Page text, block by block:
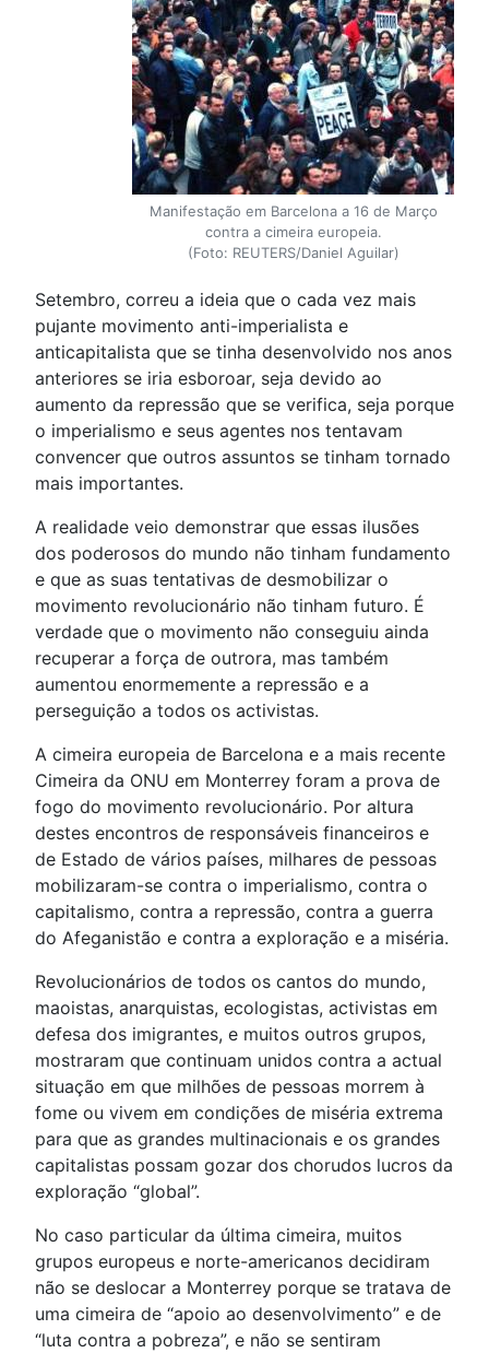
Manifestação em Barcelona a 16 de Março
contra a cimeira europeia.
(Foto: REUTERS/Daniel Aguilar)
Setembro, correu a ideia que o cada vez mais
pujante movimento anti-imperialista e
anticapitalista que se tinha desenvolvido nos anos
anteriores se iria esboroar, seja devido ao
aumento da repressão que se verifica, seja porque
o imperialismo e seus agentes nos tentavam
convencer que outros assuntos se tinham tornado
mais importantes.
A realidade veio demonstrar que essas ilusões
dos poderosos do mundo não tinham fundamento
e que as suas tentativas de desmobilizar o
movimento revolucionário não tinham futuro. É
verdade que o movimento não conseguiu ainda
recuperar a força de outrora, mas também
aumentou enormemente a repressão e a
perseguição a todos os activistas.
A cimeira europeia de Barcelona e a mais recente
Cimeira da ONU em Monterrey foram a prova de
fogo do movimento revolucionário. Por altura
destes encontros de responsáveis financeiros e
de Estado de vários países, milhares de pessoas
mobilizaram-se contra o imperialismo, contra o
capitalismo, contra a repressão, contra a guerra
do Afeganistão e contra a exploração e a miséria.
Revolucionários de todos os cantos do mundo,
maoistas, anarquistas, ecologistas, activistas em
defesa dos imigrantes, e muitos outros grupos,
mostraram que continuam unidos contra a actual
situação em que milhões de pessoas morrem à
fome ou vivem em condições de miséria extrema
para que as grandes multinacionais e os grandes
capitalistas possam gozar dos chorudos lucros da
exploração “global”.
No caso particular da última cimeira, muitos
grupos europeus e norte-americanos decidiram
não se deslocar a Monterrey porque se tratava de
uma cimeira de “apoio ao desenvolvimento” e de
“luta contra a pobreza”, e não se sentiram